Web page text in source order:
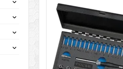
›
›
›
›